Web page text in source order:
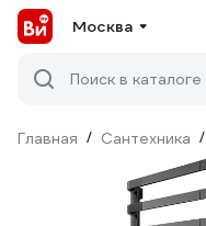
Москва
Поиск в каталоге
Главная / Сантехника /